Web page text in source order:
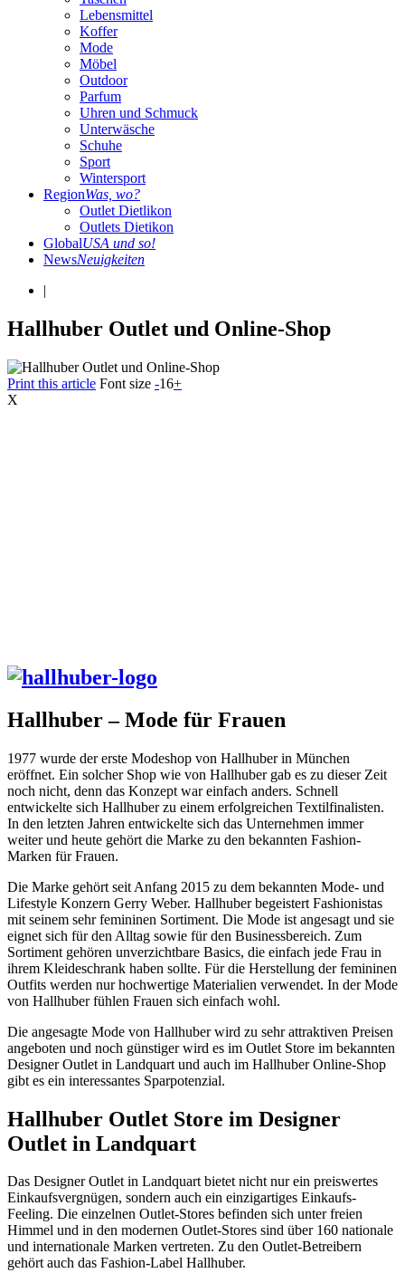
Lebensmittel
Koffer
Mode
Möbel
Outdoor
Parfum
Uhren und Schmuck
Unterwäsche
Schuhe
Sport
Wintersport
RegionWas, wo?
Outlet Dietlikon
Outlets Dietikon
GlobalUSA und so!
NewsNeuigkeiten
|
Hallhuber Outlet und Online-Shop
Print this article Font size -16+
X
Hallhuber – Mode für Frauen
1977 wurde der erste Modeshop von Hallhuber in München
eröffnet. Ein solcher Shop wie von Hallhuber gab es zu dieser Zeit
noch nicht, denn das Konzept war einfach anders. Schnell
entwickelte sich Hallhuber zu einem erfolgreichen Textilfinalisten.
In den letzten Jahren entwickelte sich das Unternehmen immer
weiter und heute gehört die Marke zu den bekannten Fashion-
Marken für Frauen.
Die Marke gehört seit Anfang 2015 zu dem bekannten Mode- und
Lifestyle Konzern Gerry Weber. Hallhuber begeistert Fashionistas
mit seinem sehr femininen Sortiment. Die Mode ist angesagt und sie
eignet sich für den Alltag sowie für den Businessbereich. Zum
Sortiment gehören unverzichtbare Basics, die einfach jede Frau in
ihrem Kleideschrank haben sollte. Für die Herstellung der femininen
Outfits werden nur hochwertige Materialien verwendet. In der Mode
von Hallhuber fühlen Frauen sich einfach wohl.
Die angesagte Mode von Hallhuber wird zu sehr attraktiven Preisen
angeboten und noch günstiger wird es im Outlet Store im bekannten
Designer Outlet in Landquart und auch im Hallhuber Online-Shop
gibt es ein interessantes Sparpotenzial.
Hallhuber Outlet Store im Designer
Outlet in Landquart
Das Designer Outlet in Landquart bietet nicht nur ein preiswertes
Einkaufsvergnügen, sondern auch ein einzigartiges Einkaufs-
Feeling. Die einzelnen Outlet-Stores befinden sich unter freien
Himmel und in den modernen Outlet-Stores sind über 160 nationale
und internationale Marken vertreten. Zu den Outlet-Betreibern
gehört auch das Fashion-Label Hallhuber.